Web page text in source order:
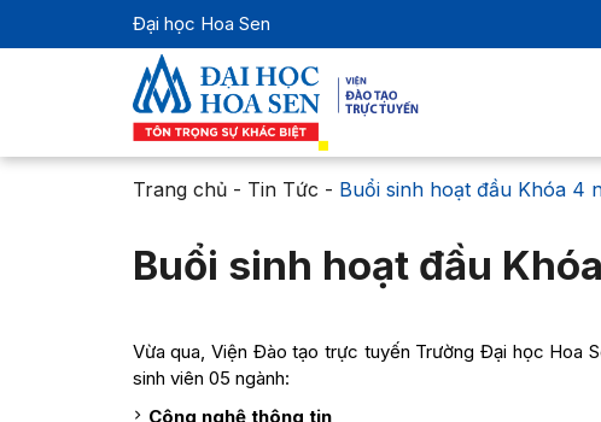
Đại học Hoa Sen
Trang chủ- Tin Tức - Buổi sinh hoạt đầu Khóa 4
Buổi sinh hoạt đầu
Vừa qua, Viện Đào tạo trực tuyến Trường Đại học Hoa
sinh viên 05 ngành:
Công nghệ thông tin